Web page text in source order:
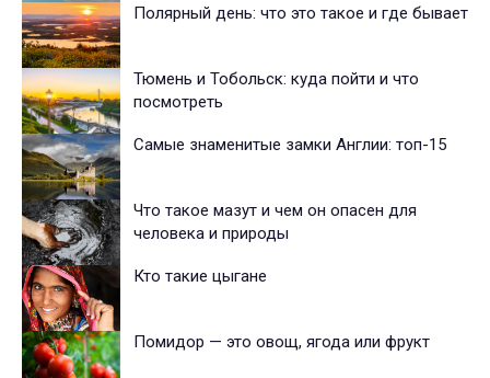
Полярный день: что это такое и где бывает
Тюмень и Тобольск: куда пойти и что
посмотреть
Самые знаменитые замки Англии: топ-15
Что такое мазут и чем он опасен для
человека и природы
Кто такие цыгане
Помидор — это овощ, ягода или фрукт